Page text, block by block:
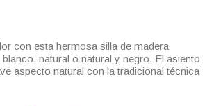
con esta hermosa silla de madera
natural o natural y negro. El asiento
aspecto natural con la tradicional técnica